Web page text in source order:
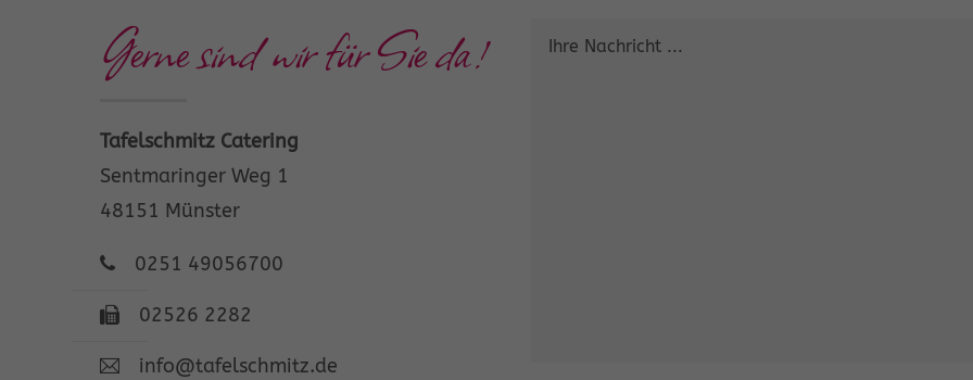
Gerne sind wir für Sie da!
Tafelschmitz Catering
Sentmaringer Weg 1
48151 Münster
0251 49056700
02526 2282
info@tafelschmitz.de